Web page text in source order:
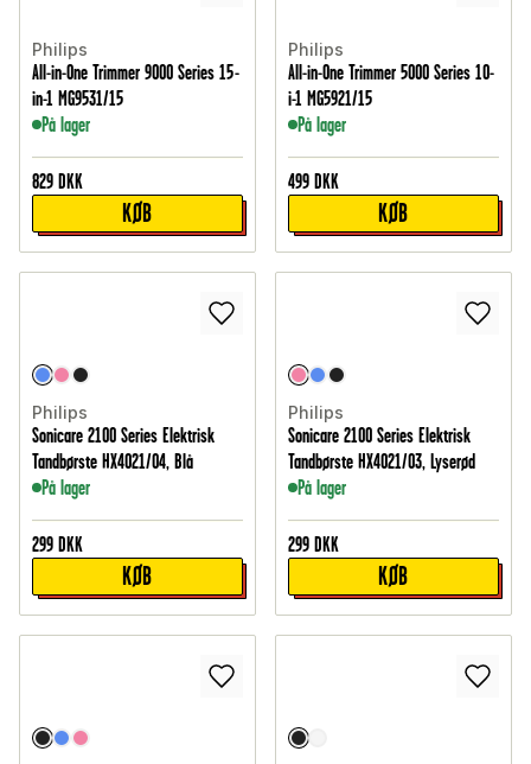
Philips
All-in-One Trimmer 9000 Series 15-
in-1 MG9531/15
På lager
829 DKK
KØB
Philips
All-in-One Trimmer 5000 Series 10-
i-1 MG5921/15
På lager
499 DKK
KØB
Philips
Sonicare 2100 Series Elektrisk
Tandbørste HX4021/04, Blå
På lager
299 DKK
KØB
Philips
Sonicare 2100 Series Elektrisk
Tandbørste HX4021/03, Lyserød
På lager
299 DKK
KØB